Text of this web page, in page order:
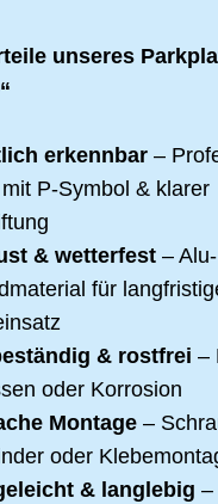
unseres
erkennbar –
P-Symbol & klarer
& wetterfest – Alu-
für
& rostfrei –
oder Korrosion
Montage –
oder
& langlebig –